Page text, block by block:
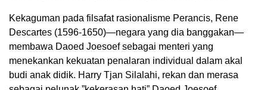
Kekaguman pada filsafat rasionalisme Perancis, Rene
Descartes (1596-1650)—negara yang dia banggakan—
membawa Daoed Joesoef sebagai menteri yang
menekankan kekuatan penalaran individual dalam akal
budi anak didik. Harry Tjan Silalahi, rekan dan merasa